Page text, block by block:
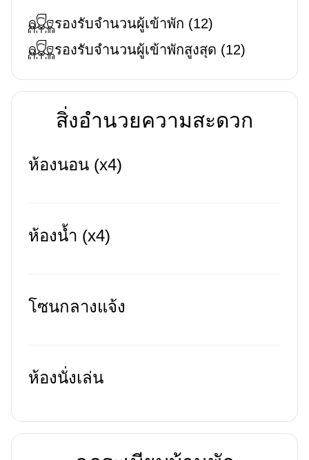
รองรับจำนวนผู้เข้าพัก (12)
รองรับจำนวนผู้เข้าพักสูงสุด (12)
สิ่งอำนวยความสะดวก
ห้องนอน (x4)
ห้องน้ำ (x4)
โซนกลางแจ้ง
ห้องนั่งเล่น